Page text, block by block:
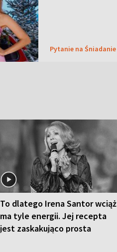
Pytanie na Śniadanie
To dlatego Irena Santor wciąż
ma tyle energii. Jej recepta
jest zaskakująco prosta